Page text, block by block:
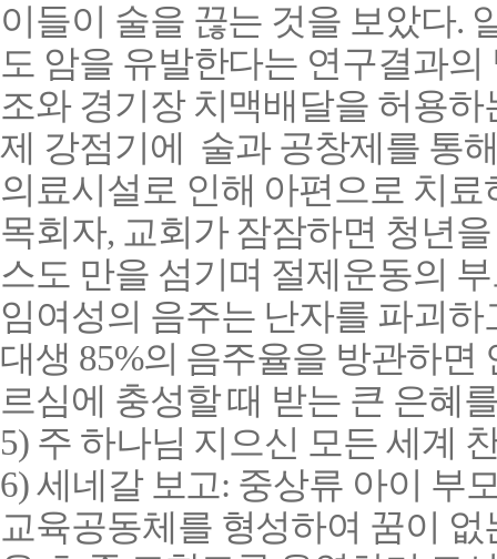
이들이 술을 끊는 것을 보았다.
도 암을 유발한다는 연구결과
조와 경기장 치맥배달을 허용
제 강점기에 술과 공창제를 통
의료시설로 인해 아편으로 치
목회자, 교회가 잠잠하면 청년
스도 만을 섬기며 절제운동의
임여성의 음주는 난자를 파괴하
대생 85%의 음주율을 방관하면
르심에 충성할 때 받는 큰 은혜
5) 주 하나님 지으신 모든 세계
6) 세네갈 보고: 중상류 아이 부
교육공동체를 형성하여 꿈이